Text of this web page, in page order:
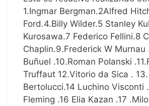
1.Ingmar Bergman.2Alfred
Ford.4.Billy Wilder.5 Stanley
Kurosawa.7 Federico Fellini.8
Chaplin.9.Frederick W Murnau
Buñuel .10.Roman Polanski
Truffaut 12.Vitorio da Sica .
Bertolucci.14 Luchino Visconti
Fleming .16 Elia Kazan .17